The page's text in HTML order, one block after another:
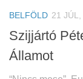
BELFÖLD 21
Szijjártó
Államot